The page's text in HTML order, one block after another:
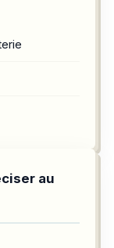
au